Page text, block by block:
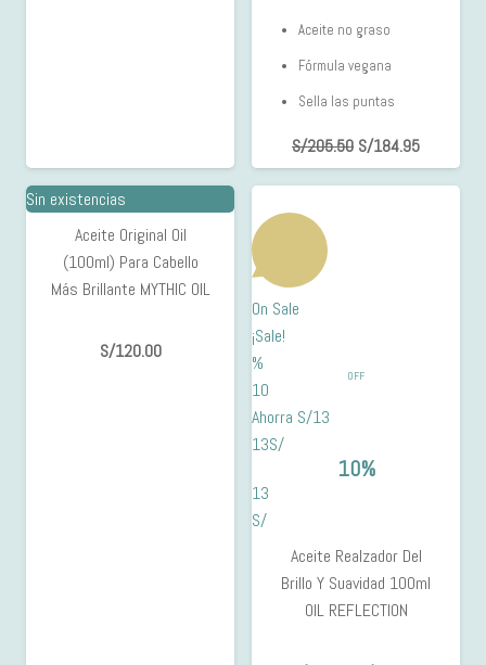
Aceite no graso
Fórmula vegana
Sella las puntas
S/205.50 S/184.95
Sin existencias
Aceite Original Oil
(100ml) Para Cabello
Más Brillante MYTHIC OIL
S/120.00
On Sale
¡Sale!
%
OFF
10
Ahorra S/13
13S/
10%
13
S/
Aceite Realzador Del
Brillo Y Suavidad 100ml
OIL REFLECTION